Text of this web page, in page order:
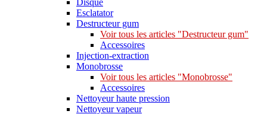
Esclatator
Destructeur gum
Voir tous les articles "Destructeur gum"
Accessoires
Injection-extraction
Monobrosse
Voir tous les articles "Monobrosse"
Accessoires
Nettoyeur haute pression
Nettoyeur vapeur